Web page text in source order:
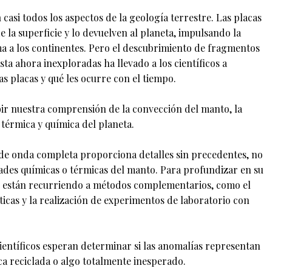
todos los aspectos de la geología terrestre. Las placas
la superficie y lo devuelven al planeta, impulsando la
a los continentes. Pero el descubrimiento de fragmentos
ahora inexploradas ha llevado a los científicos a
placas y qué les ocurre con el tiempo.
nuestra comprensión de la convección del manto, la
y química del planeta.
onda completa proporciona detalles sin precedentes, no
químicas o térmicas del manto. Para profundizar en su
recurriendo a métodos complementarios, como el
y la realización de experimentos de laboratorio con
esperan determinar si las anomalías representan
reciclada o algo totalmente inesperado.